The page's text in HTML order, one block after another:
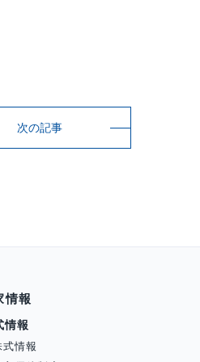
次の記事
情報
情報
式情報